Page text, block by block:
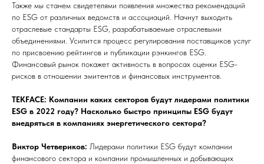
Также мы станем свидетелями появления множества рекомендаций
по ESG от различных ведомств и ассоциаций. Начнут выходить
отраслевые стандарты ESG, разрабатываемые отраслевыми
объединениями. Усилится процесс регулирования поставщиков услуг
по присвоению рейтингов и публикации рэнкингов ESG.
Финансовый рынок покажет активность в вопросах оценки ESG-
рисков в отношении эмитентов и финансовых инструментов.
TEKFACE: Компании каких секторов будут лидерами политики
ESG в 2022 году? Насколько быстро принципы ESG будут
внедряться в компаниях энергетического сектора?
Виктор Четвериков: Лидерами политики ESG будут компании
финансового сектора и компании промышленных и добывающих